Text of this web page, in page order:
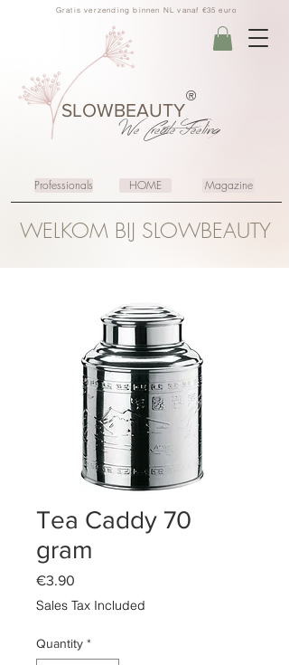
Gratis verzending binnen NL vanaf €35 euro
SLOWBEAUTY
We CreateFeeling
®
Professionals HOME Magazine
WELKOM BIJ SLOWBEAUTY
Tea Caddy 70
gram
€3.90
Sales Tax Included
Quantity *